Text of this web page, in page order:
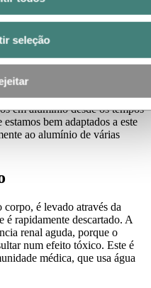
seleção
evolução
comum da crosta terrestre,
os seres humanos
em alumínio desde os tempos
bem adaptados a este
ao alumínio de várias
é levado através da
é rapidamente descartado. A
renal aguda, porque o
num efeito tóxico. Este é
médica, que usa água